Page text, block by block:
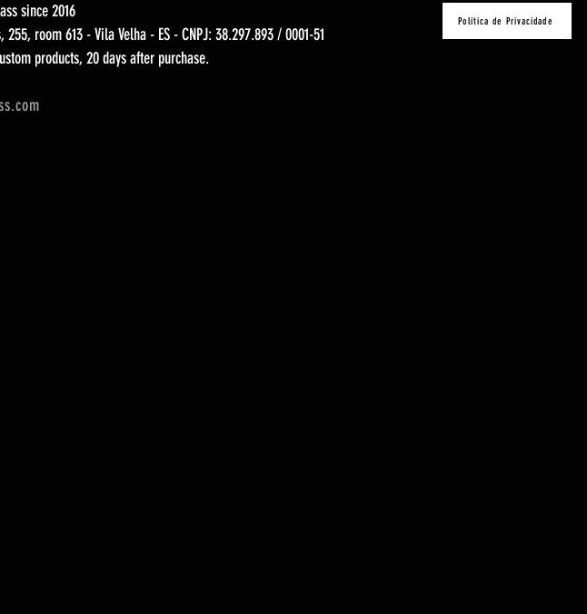
since 2016
room 613 - Vila Velha - ES - CNPJ: 38.297.893 / 0001-51
products, 20 days after purchase.
Política de Privacidade